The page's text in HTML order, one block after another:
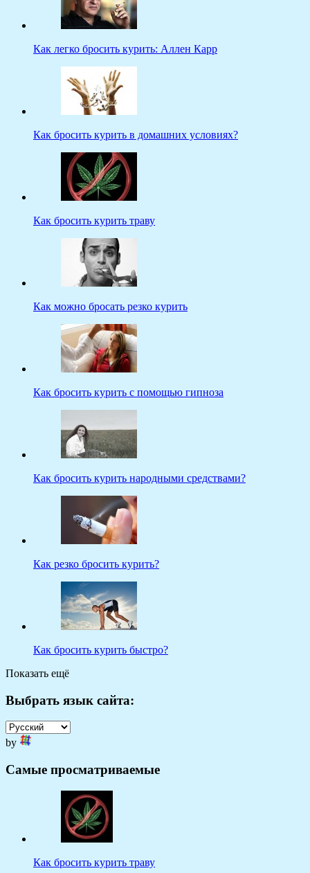
Как легко бросить курить: Аллен Карр
Как бросить курить в домашних условиях?
Как бросить курить траву
Как можно бросать резко курить
Как бросить курить с помощью гипноза
Как бросить курить народными средствами?
Как резко бросить курить?
Как бросить курить быстро?
Показать ещё
Выбрать язык сайта:
by
Самые просматриваемые
Как бросить курить траву